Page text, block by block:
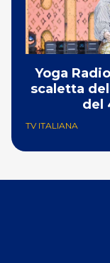
Yoga
scaletta
del
TV ITALIANA